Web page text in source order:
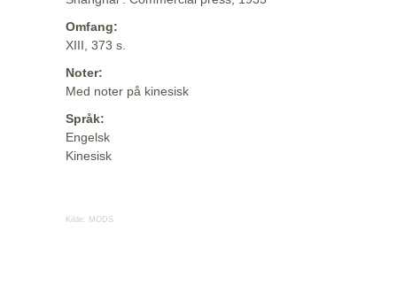
Omfang:
XIII, 373 s.
Noter:
Med noter på kinesisk
Språk:
Engelsk
Kinesisk
Kilde: MODS